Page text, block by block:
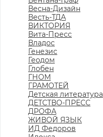
Весна-Дизайн
Весть-ТДА
ВИКТОРИЯ
Вита-Пресс
Владос
Генезис
Геодом
Глобен
ГНОМ
ГРАМОТЕЙ
Детская литература
ДЕТСТВО-ПРЕСС
ДРОФА
ЖИВОЙ ЯЗЫК
ИД Федоров